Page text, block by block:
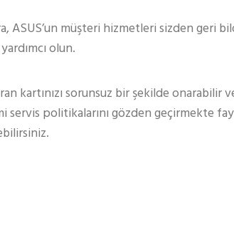
ASUS’un müşteri hizmetleri sizden geri
olun.
kartınızı sorunsuz bir şekilde
servis politikalarını gözden geçirmekte